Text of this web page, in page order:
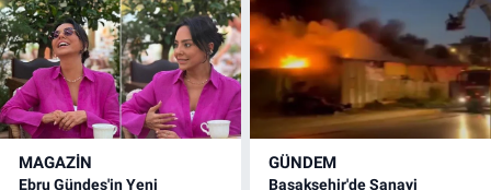
MAGAZİN
Ebru Gündeş'in Yeni
GÜNDEM
Başakşehir'de Sanayi